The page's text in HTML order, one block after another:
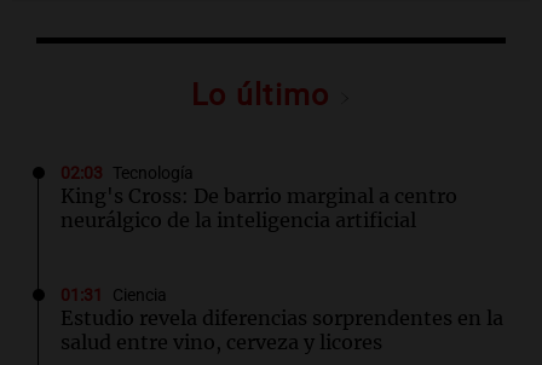
Lo último
02:03 Tecnología
King's Cross: De barrio marginal a centro
neurálgico de la inteligencia artificial
01:31 Ciencia
Estudio revela diferencias sorprendentes en la
salud entre vino, cerveza y licores